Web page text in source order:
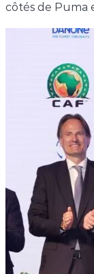
côtés de Puma